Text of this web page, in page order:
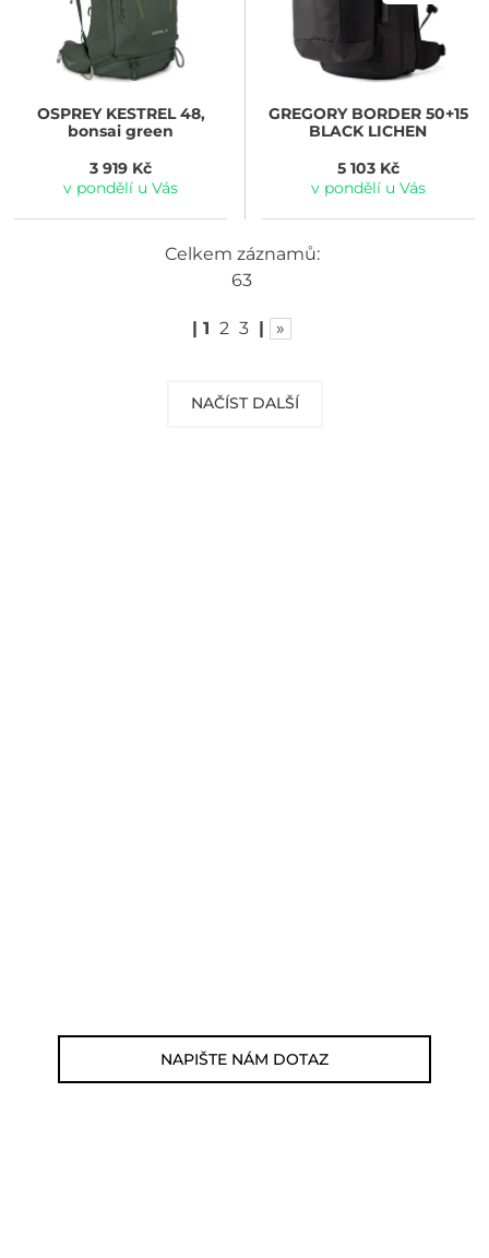
NAPIŠTE NÁM DOTAZ
OSPREYKESTREL 48,
bonsai green
3 919 Kč
v pondělí u Vás
GREGORYBORDER 50+15
BLACK LICHEN
5 103 Kč
v pondělí u Vás
NAČÍST DALŠÍ
Celkem záznamů:
63
| 1 2 3 | »